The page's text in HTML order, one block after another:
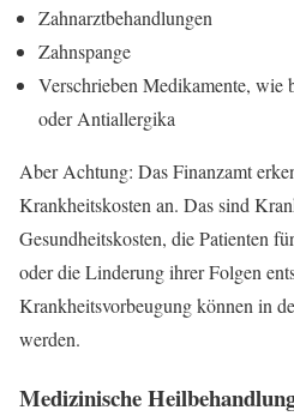
Zahnarztbehandlungen
Zahnspange
Verschrieben Medikamente, wie
oder Antiallergika
Aber Achtung: Das Finanzamt
Krankheitskosten an. Das sind
Gesundheitskosten, die Patienten
oder die Linderung ihrer Folgen
Krankheitsvorbeugung können in
werden.
Medizinische